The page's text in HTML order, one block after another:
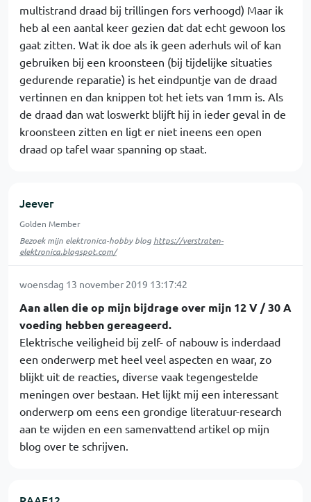
multistrand draad bij trillingen fors verhoogd) Maar ik
heb al een aantal keer gezien dat dat echt gewoon los
gaat zitten. Wat ik doe als ik geen aderhuls wil of kan
gebruiken bij een kroonsteen (bij tijdelijke situaties
gedurende reparatie) is het eindpuntje van de draad
vertinnen en dan knippen tot het iets van 1mm is. Als
de draad dan wat loswerkt blijft hij in ieder geval in de
kroonsteen zitten en ligt er niet ineens een open
draad op tafel waar spanning op staat.
Jeever
Golden Member
Bezoek mijn elektronica-hobby blog https://verstraten-
elektronica.blogspot.com/
woensdag 13 november 2019 13:17:42
Aan allen die op mijn bijdrage over mijn 12 V / 30 A
voeding hebben gereageerd.
Elektrische veiligheid bij zelf- of nabouw is inderdaad
een onderwerp met heel veel aspecten en waar, zo
blijkt uit de reacties, diverse vaak tegengestelde
meningen over bestaan. Het lijkt mij een interessant
onderwerp om eens een grondige literatuur-research
aan te wijden en een samenvattend artikel op mijn
blog over te schrijven.